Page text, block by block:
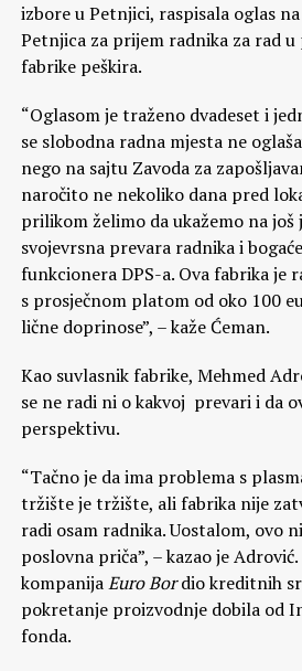
izbore u Petnjici, raspisala oglas
Petnjica za prijem radnika za rad
fabrike peškira.
“Oglasom je traženo dvadeset i
se slobodna radna mjesta ne
nego na sajtu Zavoda za
naročito ne nekoliko dana pred
prilikom želimo da ukažemo na
svojevrsna prevara radnika i
funkcionera DPS-a. Ova fabrika je
s prosječnom platom od oko 100
lične doprinose”, – kaže Ćeman.
Kao suvlasnik fabrike, Mehmed
se ne radi ni o kakvoj prevari i da
perspektivu.
“Tačno je da ima problema s
tržište je tržište, ali fabrika nije
radi osam radnika. Uostalom, ovo
poslovna priča”, – kazao je
kompanijaEuro Bordio kreditnih
pokretanje proizvodnje dobila od
fonda.